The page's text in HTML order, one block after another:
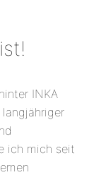
INKA
ich mich seit